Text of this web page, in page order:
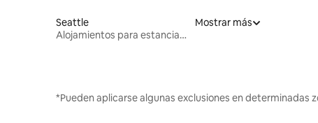
Seattle
Alojamientos para estancias largas
Mostrar más
*Pueden aplicarse algunas exclusiones en determinadas